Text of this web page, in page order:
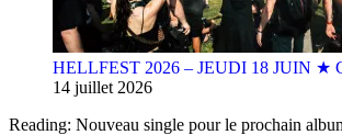
HELLFEST 2026 – JEUDI 18 JUIN ★
14 juillet 2026
Reading: Nouveau single pour le prochain